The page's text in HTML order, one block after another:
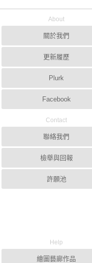
About
關於我們
更新履歷
Plurk
Facebook
Contact
聯絡我們
檢舉與回報
許願池
Help
繪圖藝廊作品